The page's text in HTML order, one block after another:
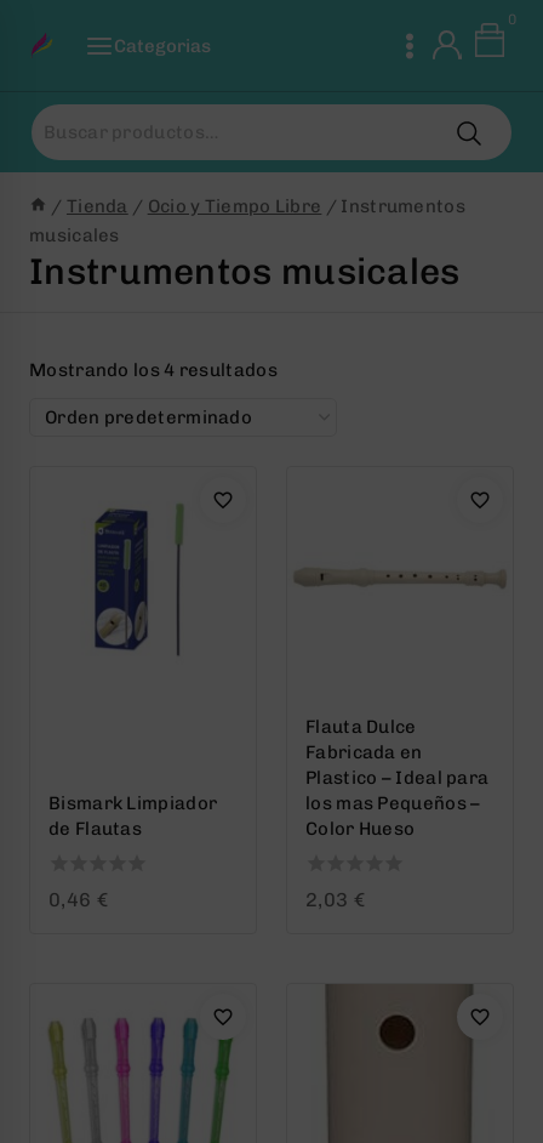
Categorias
0
Buscar
por:
/ Tienda / Ocio y Tiempo Libre / Instrumentos
musicales
Instrumentos musicales
Mostrando los 4 resultados
Bismark Limpiador
de Flautas
0
0,46 €
Flauta Dulce
Fabricada en
Plastico – Ideal para
los mas Pequeños –
Color Hueso
0
2,03 €